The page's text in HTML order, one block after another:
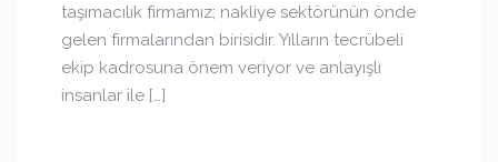
taşımacılık firmamız; nakliye sektörünün önde
gelen firmalarından birisidir. Yılların tecrübeli
ekip kadrosuna önem veriyor ve anlayışlı
insanlar ile […]